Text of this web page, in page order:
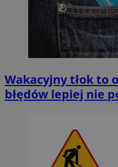
Wakacyjny tłok to
błędów lepiej nie